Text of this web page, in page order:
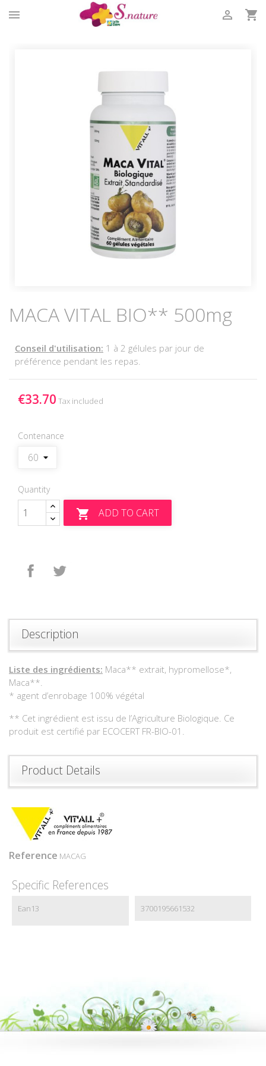
 

MACA VITAL BIO** 500mg
Conseil d'utilisation: 1 à 2 gélules par jour de
préférence pendant les repas.
€33.70 Tax included
Contenance
Quantity
 ADD TO CART
Share
Description
Liste des ingrédients: Maca** extrait, hypromellose*,
Maca**.
* agent d’enrobage 100% végétal
** Cet ingrédient est issu de l’Agriculture Biologique. Ce
produit est certifié par ECOCERT FR-BIO-01.
Product Details
Reference MACAG
Specific References
Ean13 3700195661532